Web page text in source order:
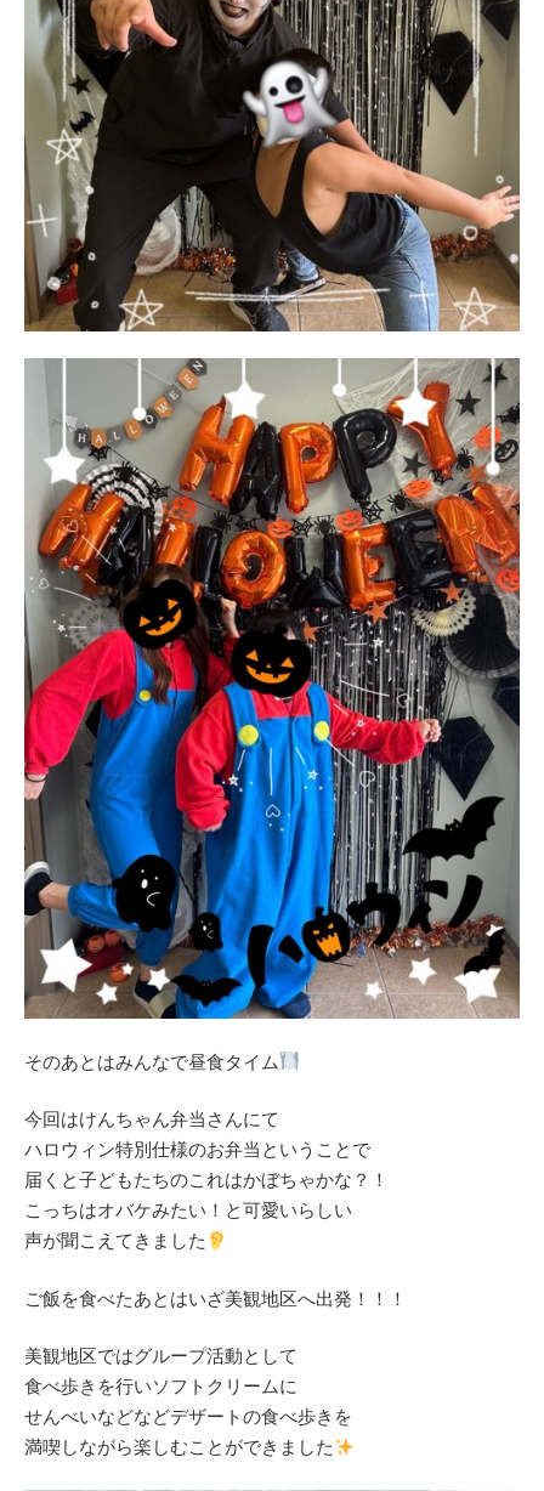
そのあとはみんなで昼食タイム
今回はけんちゃん弁当さんにて
ハロウィン特別仕様のお弁当ということで
届くと子どもたちのこれはかぼちゃかな？！
こっちはオバケみたい！と可愛いらしい
声が聞こえてきました
ご飯を食べたあとはいざ美観地区へ出発！！！
美観地区ではグループ活動として
食べ歩きを行いソフトクリームに
せんべいなどなどデザートの食べ歩きを
満喫しながら楽しむことができました